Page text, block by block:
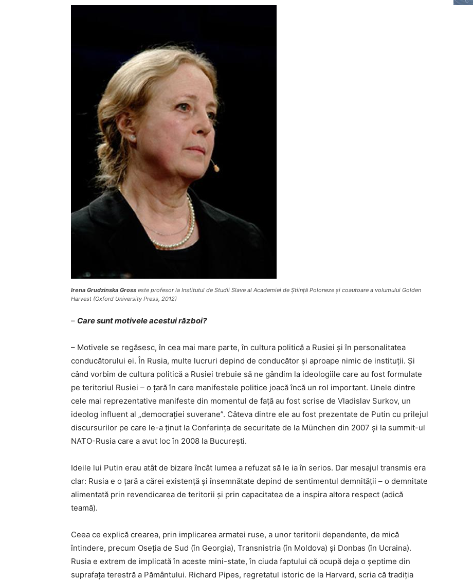
Irena Grudzinska Gross este profesor la Institutul de Studii Slave al Academiei de Știință Poloneze și coautoare a volumului Golden
Harvest (Oxford University Press, 2012)
– Care sunt motivele acestui război?
– Motivele se regăsesc, în cea mai mare parte, în cultura politică a Rusiei și în personalitatea
conducătorului ei. În Rusia, multe lucruri depind de conducător și aproape nimic de instituții. Și
când vorbim de cultura politică a Rusiei trebuie să ne gândim la ideologiile care au fost formulate
pe teritoriul Rusiei – o țară în care manifestele politice joacă încă un rol important. Unele dintre
cele mai reprezentative manifeste din momentul de față au fost scrise de Vladislav Surkov, un
ideolog influent al „democrației suverane”. Câteva dintre ele au fost prezentate de Putin cu prilejul
discursurilor pe care le-a ținut la Conferința de securitate de la München din 2007 și la summit-ul
NATO-Rusia care a avut loc în 2008 la București.
Ideile lui Putin erau atât de bizare încât lumea a refuzat să le ia în serios. Dar mesajul transmis era
clar: Rusia e o țară a cărei existență și însemnătate depind de sentimentul demnității – o demnitate
alimentată prin revendicarea de teritorii și prin capacitatea de a inspira altora respect (adică
teamă).
Ceea ce explică crearea, prin implicarea armatei ruse, a unor teritorii dependente, de mică
întindere, precum Oseția de Sud (în Georgia), Transnistria (în Moldova) și Donbas (în Ucraina).
Rusia e extrem de implicată în aceste mini-state, în ciuda faptului că ocupă deja o șeptime din
suprafața terestră a Pământului. Richard Pipes, regretatul istoric de la Harvard, scria că tradiția